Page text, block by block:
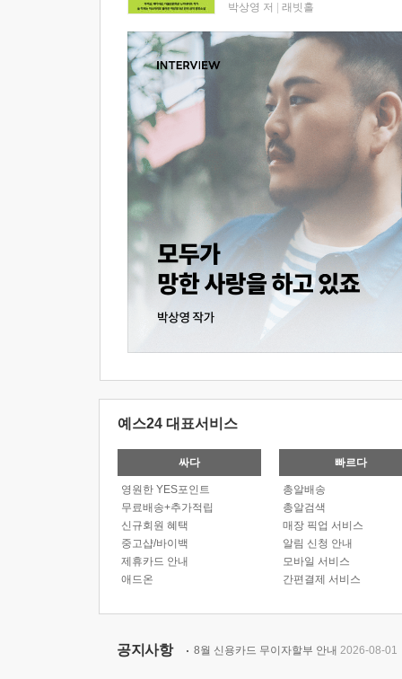
박상영 저 래빗홀
예스24 대표서비스
싸다
영원한 YES포인트
무료배송+추가적립
신규회원 혜택
중고샵/바이백
제휴카드 안내
애드온
빠르다
총알배송
총알검색
매장 픽업 서비스
알림 신청 안내
모바일 서비스
간편결제 서비스
공지사항 8월 신용카드 무이자할부 안내 2026-08-01